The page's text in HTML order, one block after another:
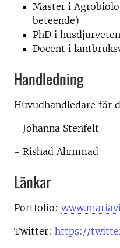
Master i
beteende)
PhD i
Docent i
Handledning
Huvudhandledare för
- Johanna Stenfelt
- Rishad Ahmmad
Länkar
Portfolio:
Twitter: https://